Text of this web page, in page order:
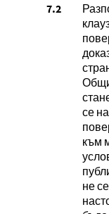
се
към
не